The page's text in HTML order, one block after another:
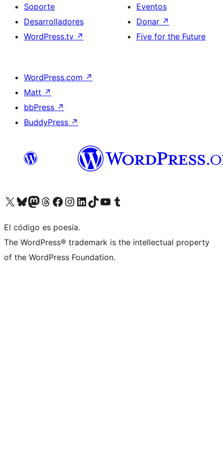
Soporte
Desarrolladores
WordPress.tv ↗
Eventos
Donar ↗
Five for the Future
WordPress.com ↗
Matt ↗
bbPress ↗
BuddyPress ↗
Visita nuestra cuenta de X (anteriormente Twitter)
Visita nuestra cuenta de Bluesky
Visita nuestra cuenta de Mastodon
Visita nuestra cuenta de Threads
Visita nuestra página de Facebook
Visita nuestra cuenta de Instagram
Visita nuestra cuenta de LinkedIn
Visita nuestra cuenta de TikTok
Visita nuestro canal de YouTube
Visita nuestra cuenta de Tumblr
El código es poesía.
The WordPress® trademark is the intellectual property
of the WordPress Foundation.